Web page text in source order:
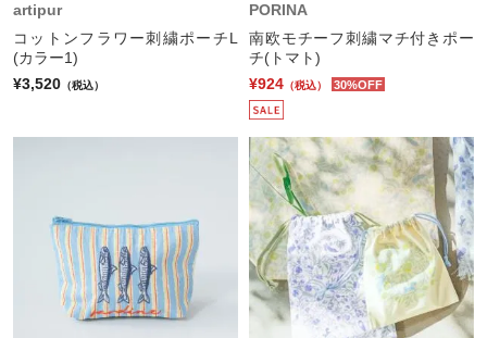
artipur
コットンフラワー刺繍ポーチL
(カラー1)
¥3,520 （税込）
PORINA
南欧モチーフ刺繍マチ付きポー
チ(トマト)
¥924 （税込） 30%OFF